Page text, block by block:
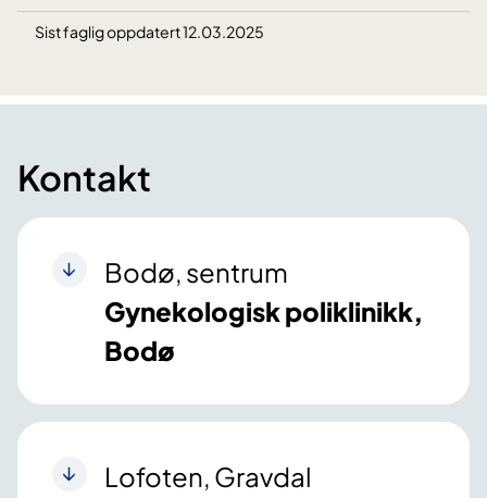
Sist faglig oppdatert 12.03.2025
Kontakt
Bodø, sentrum
Gynekologisk poliklinikk,
Bodø
Lofoten, Gravdal